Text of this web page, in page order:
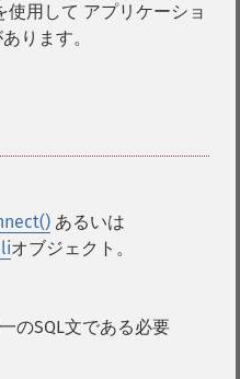
使用して アプリケーショ
ります。
あるいは
オブジェクト。
のSQL文である必要